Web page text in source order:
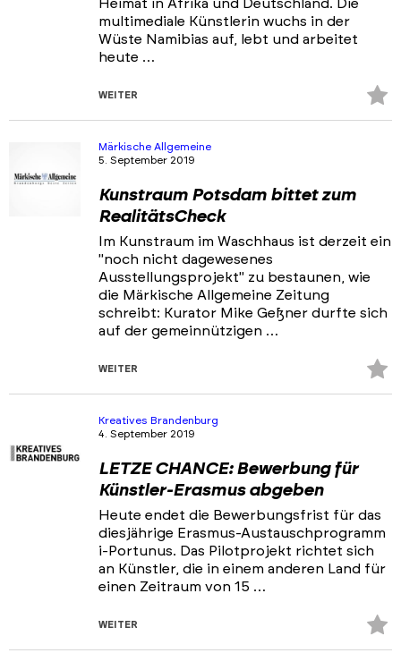
Heimat in Afrika und Deutschland. Die
multimediale Künstlerin wuchs in der
Wüste Namibias auf, lebt und arbeitet
heute …
WEITER
Märkische Allgemeine
5. September 2019
Kunstraum Potsdam bittet zum
RealitätsCheck
Im Kunstraum im Waschhaus ist derzeit ein
"noch nicht dagewesenes
Ausstellungsprojekt" zu bestaunen, wie
die Märkische Allgemeine Zeitung
schreibt: Kurator Mike Geßner durfte sich
auf der gemeinnützigen …
WEITER
Kreatives Brandenburg
4. September 2019
LETZE CHANCE: Bewerbung für
Künstler-Erasmus abgeben
Heute endet die Bewerbungsfrist für das
diesjährige Erasmus-Austauschprogramm
i-Portunus. Das Pilotprojekt richtet sich
an Künstler, die in einem anderen Land für
einen Zeitraum von 15 …
WEITER